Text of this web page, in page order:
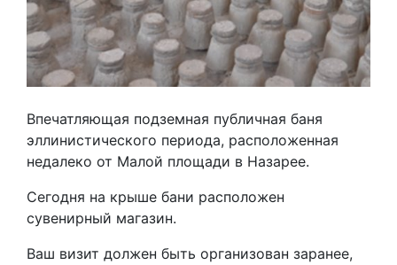
Впечатляющая подземная публичная баня
эллинистического периода, расположенная
недалеко от Малой площади в Назарее.
Сегодня на крыше бани расположен
сувенирный магазин.
Ваш визит должен быть организован заранее,